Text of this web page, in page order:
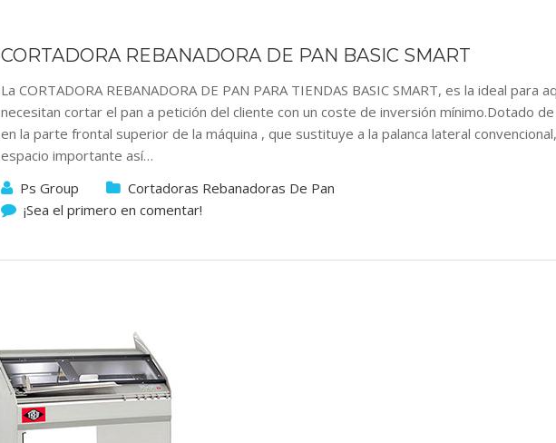
CORTADORA REBANADORA DE PAN BASIC SMART
La CORTADORA REBANADORA DE PAN PARA TIENDAS BASIC SMART, es la ideal para
necesitan cortar el pan a petición del cliente con un coste de inversión mínimo.Dotado
en la parte frontal superior de la máquina , que sustituye a la palanca lateral
espacio importante así…
Ps Group
Cortadoras Rebanadoras De Pan
¡Sea el primero en comentar!